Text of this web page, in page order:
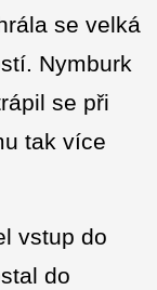
se velká
Nymburk
se při
tak více
vstup do
do